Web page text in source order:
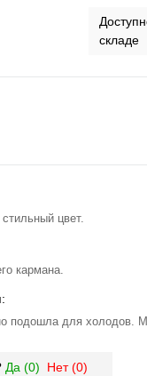
складе
цвет.
кармана.
подошла для холодов.
Да (0) Нет (0)